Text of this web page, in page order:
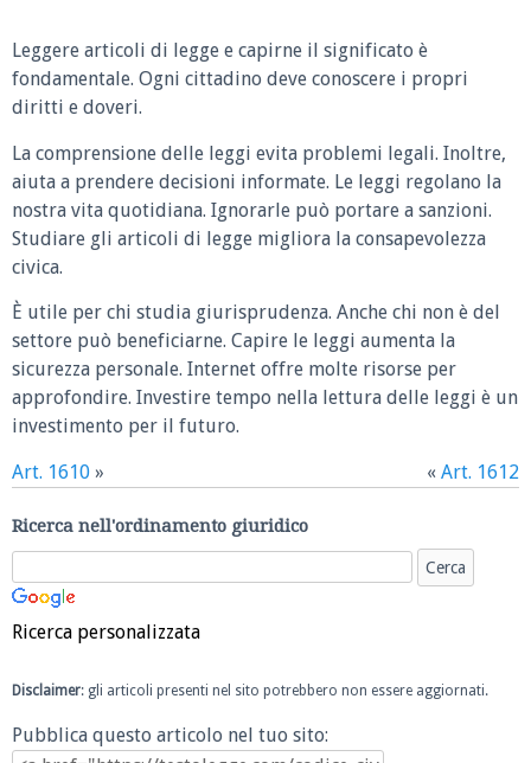
Leggere articoli di legge e capirne il significato è
fondamentale. Ogni cittadino deve conoscere i propri
diritti e doveri.
La comprensione delle leggi evita problemi legali. Inoltre,
aiuta a prendere decisioni informate. Le leggi regolano la
nostra vita quotidiana. Ignorarle può portare a sanzioni.
Studiare gli articoli di legge migliora la consapevolezza
civica.
È utile per chi studia giurisprudenza. Anche chi non è del
settore può beneficiarne. Capire le leggi aumenta la
sicurezza personale. Internet offre molte risorse per
approfondire. Investire tempo nella lettura delle leggi è un
investimento per il futuro.
Art. 1610 » « Art. 1612
Ricerca nell'ordinamento giuridico
Ricerca personalizzata
Disclaimer: gli articoli presenti nel sito potrebbero non essere aggiornati.
Pubblica questo articolo nel tuo sito: